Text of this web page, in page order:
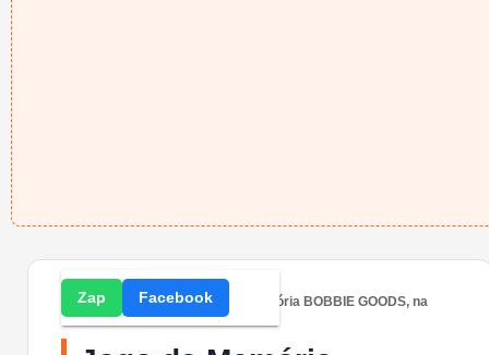
Home » Atividades » Jogo da Memória BOBBIE GOODS, na
versão colorida...
Zap Facebook